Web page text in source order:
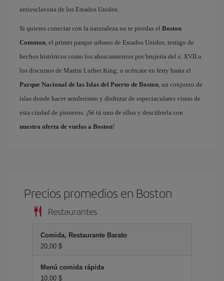
antiesclavista de los Estados Unidos.
Si quieres conectar con la naturaleza no te pierdas el Boston
Common, el primer parque urbano de Estados Unidos, testigo de
hechos históricos como los ahorcamientos por brujería del s. XVII o
los discursos de Martin Luther King; o acércate en ferry hasta el
Parque Nacional de las Islas del Puerto de Boston, un conjunto de
islas donde hacer senderismo y disfrutar de espectaculares vistas de
esta ciudad de pioneros. ¡Sé tú uno de ellos y descúbrela con
nuestra oferta de vuelos a Boston!
Precios promedios en Boston
Restaurantes
Comida, Restaurante Barato
20,00 $
Menú comida rápida
10,00 $